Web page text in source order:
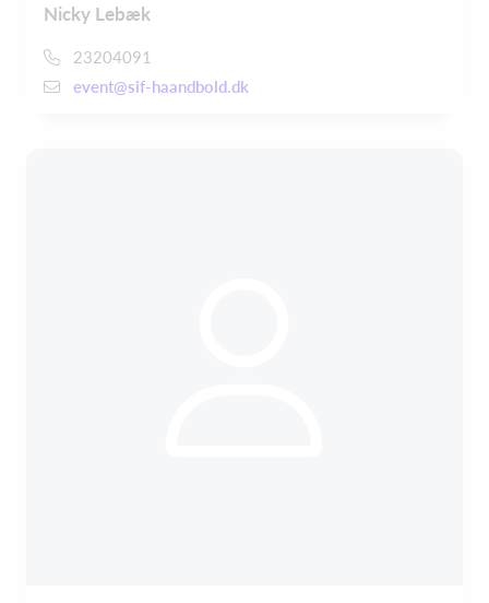
Nicky Lebæk
23204091
event@sif-haandbold.dk